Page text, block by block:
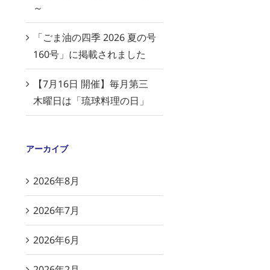
～
「ごま油の四季 2026 夏の号
160号」に掲載されました
【7月16日 開催】毎月第三
木曜日は「琉球料理の日」
アーカイブ
2026年8月
2026年7月
2026年6月